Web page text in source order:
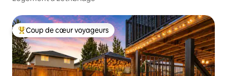
Coups de cœur voyageurs les plus appréciés
Coup de cœur voyageurs